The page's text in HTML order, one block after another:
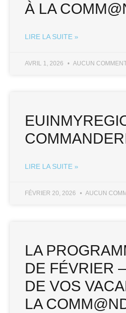
À LA
LIRE LA SUITE »
AVRIL 1, 2026 AUCUN
LIRE LA SUITE »
FÉVRIER 20, 2026 AUCUN
LA
DE FÉVRIER
DE VOS
LA